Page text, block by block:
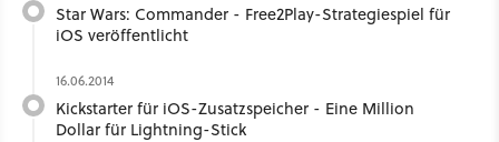
Star Wars: Commander - Free2Play-Strategiespiel für
iOS veröffentlicht
16.06.2014
Kickstarter für iOS-Zusatzspeicher - Eine Million
Dollar für Lightning-Stick